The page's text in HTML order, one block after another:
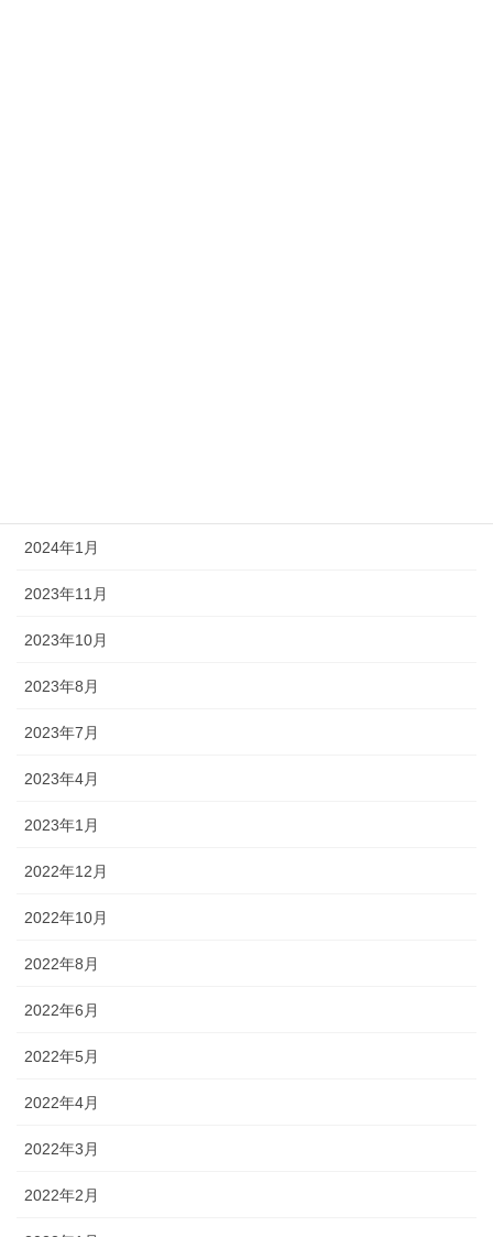
2024年1月
2023年11月
2023年10月
2023年8月
2023年7月
2023年4月
2023年1月
2022年12月
2022年10月
2022年8月
2022年6月
2022年5月
2022年4月
2022年3月
2022年2月